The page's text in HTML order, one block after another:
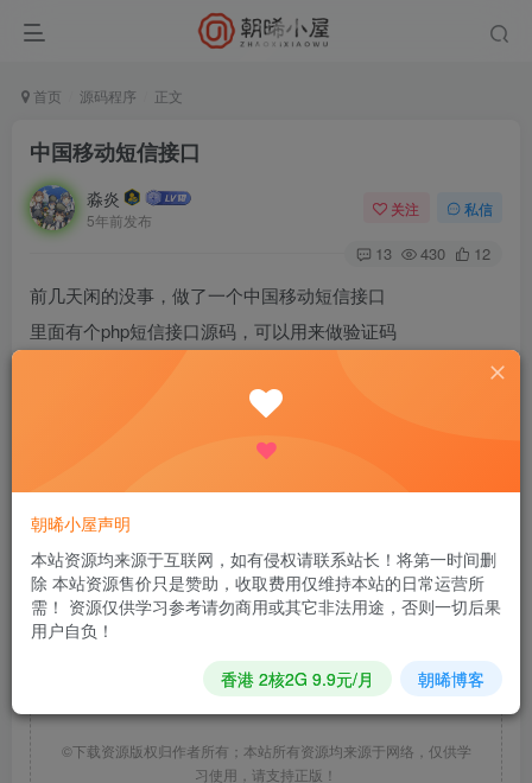
首页 源码程序 正文
中国移动短信接口
淼炎
5年前发布
关注 私信
13 430 12
前几天闲的没事，做了一个中国移动短信接口
里面有个php短信接口源码，可以用来做验证码
源码没有任何联系方式和病毒。[玫瑰]
相关文件下载地址
*该资源需回复评论后下载，马上去发表评论?
©下载资源版权归作者所有；本站所有资源均来源于网络，仅供学
习使用，请支持正版！
朝晞小屋声明
本站资源均来源于互联网，如有侵权请联系站长！将第一时间删
除 本站资源售价只是赞助，收取费用仅维持本站的日常运营所
需！ 资源仅供学习参考请勿商用或其它非法用途，否则一切后果
用户自负！
香港 2核2G 9.9元/月 朝晞博客